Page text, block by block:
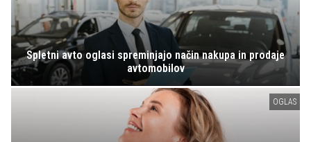
Spletni avto oglasi spreminjajo način nakupa in prodaje
avtomobilov
OGLAS